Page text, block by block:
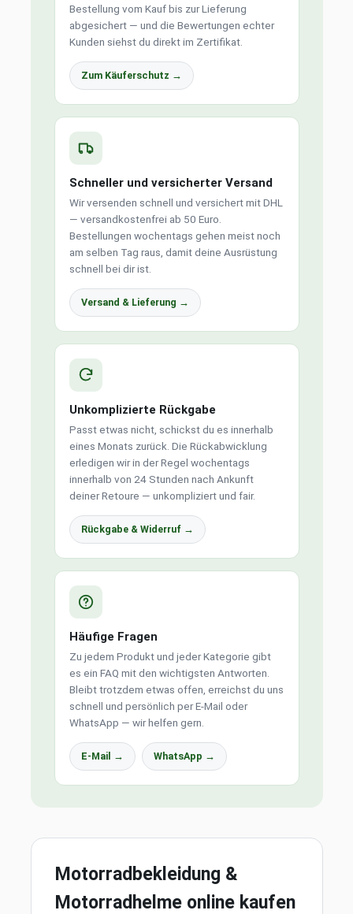
Bestellung vom Kauf bis zur Lieferung
abgesichert — und die Bewertungen echter
Kunden siehst du direkt im Zertifikat.
Zum Käuferschutz →
Schneller und versicherter Versand
Wir versenden schnell und versichert mit DHL
— versandkostenfrei ab 50 Euro.
Bestellungen wochentags gehen meist noch
am selben Tag raus, damit deine Ausrüstung
schnell bei dir ist.
Versand & Lieferung →
Unkomplizierte Rückgabe
Passt etwas nicht, schickst du es innerhalb
eines Monats zurück. Die Rückabwicklung
erledigen wir in der Regel wochentags
innerhalb von 24 Stunden nach Ankunft
deiner Retoure — unkompliziert und fair.
Rückgabe & Widerruf →
Häufige Fragen
Zu jedem Produkt und jeder Kategorie gibt
es ein FAQ mit den wichtigsten Antworten.
Bleibt trotzdem etwas offen, erreichst du uns
schnell und persönlich per E-Mail oder
WhatsApp — wir helfen gern.
E-Mail → WhatsApp →
Motorradbekleidung &
Motorradhelme online kaufen